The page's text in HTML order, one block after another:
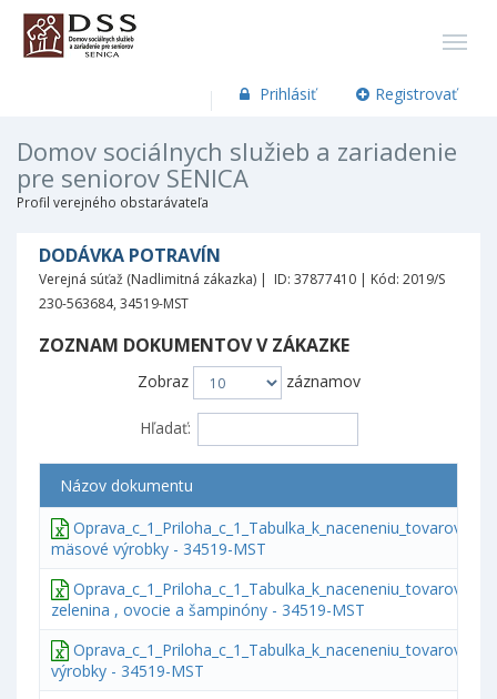
Prihlásiť Registrovať
Domov sociálnych služieb a zariadenie
pre seniorov SENICA
Profil verejného obstarávateľa
DODÁVKA POTRAVÍN
Verejná súťaž (Nadlimitná zákazka) | ID: 37877410 | Kód: 2019/S
230-563684, 34519-MST
ZOZNAM DOKUMENTOV V ZÁKAZKE
Zobraz záznamov
Hľadať:
Názov dokumentu
mäsové výrobky - 34519-MST
zelenina , ovocie a šampinóny - 34519-MST
výrobky - 34519-MST